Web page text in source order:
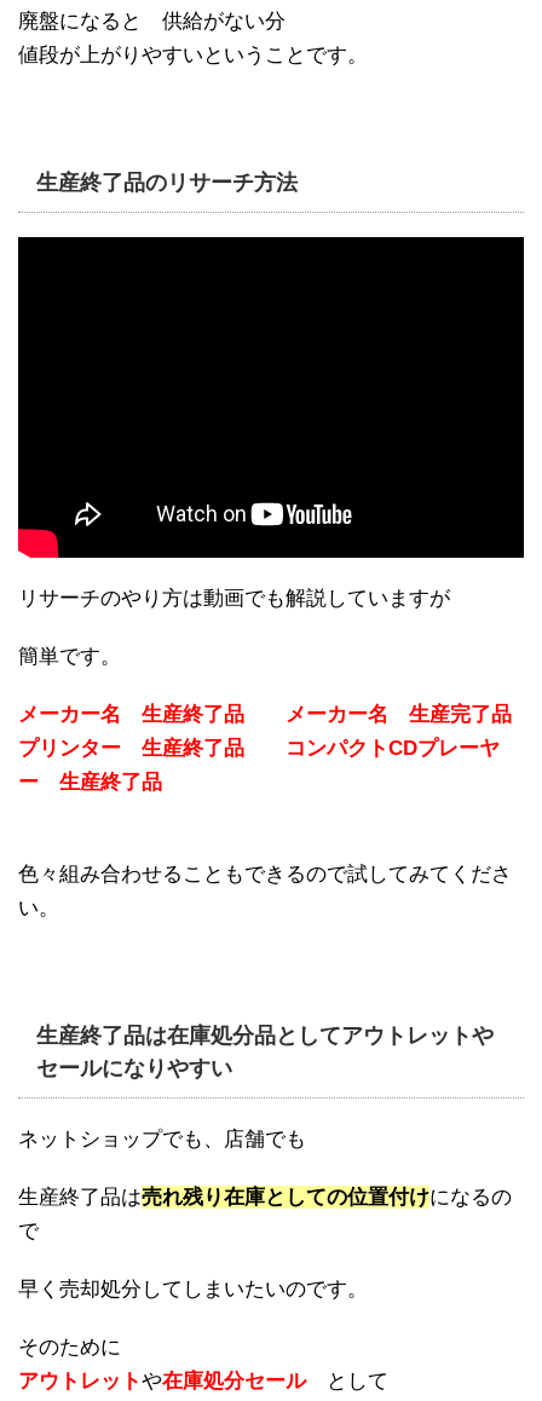
廃盤になると 供給がない分
値段が上がりやすいということです。
生産終了品のリサーチ方法
リサーチのやり方は動画でも解説していますが
簡単です。
メーカー名 生産終了品 メーカー名 生産完了品
プリンター 生産終了品 コンパクトCDプレーヤ
ー 生産終了品
色々組み合わせることもできるので試してみてくださ
い。
生産終了品は在庫処分品としてアウトレットや
セールになりやすい
ネットショップでも、店舗でも
生産終了品は売れ残り在庫としての位置付けになるの
で
早く売却処分してしまいたいのです。
そのために
アウトレットや在庫処分セールとして